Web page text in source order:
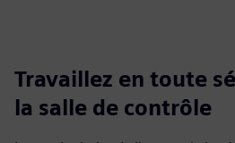
Travaillez en toute
la salle de contrôle